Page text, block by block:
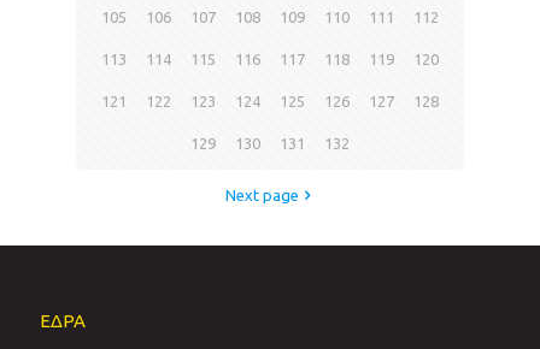
105 106 107 108 109 110 111 112
113 114 115 116 117 118 119 120
121 122 123 124 125 126 127 128
129 130 131 132
Next page
ΕΔΡΑ